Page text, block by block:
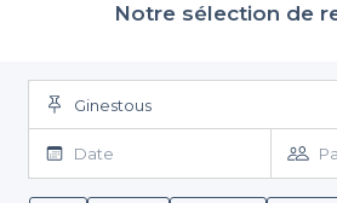
Notre sélection de
Ginestous
Date